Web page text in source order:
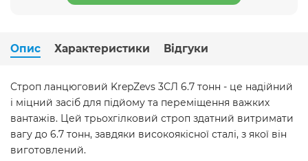
Опис Характеристики Відгуки
Строп ланцюговий KrepZevs 3СЛ 6.7 тонн - це надійний
і міцний засіб для підйому та переміщення важких
вантажів. Цей трьохгілковий строп здатний витримати
вагу до 6.7 тонн, завдяки високоякісної сталі, з якої він
виготовлений.